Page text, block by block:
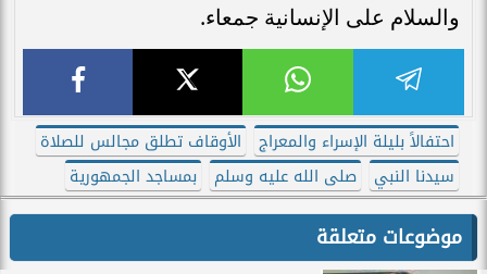
والسلام على الإنسانية جمعاء.
احتفالاً بليلة الإسراء والمعراج
الأوقاف تطلق مجالس للصلاة
سيدنا النبي
صلى الله عليه وسلم بمساجد الجمهورية
موضوعات متعلقة